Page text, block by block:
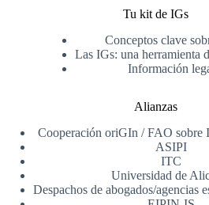
Tu kit de IGs
Conceptos clave
Las IGs: una herramienta
Información
Alianzas
Cooperación oriGIn / FAO sobre
ASIPI
ITC
Universidad de
Despachos de abogados/agencias